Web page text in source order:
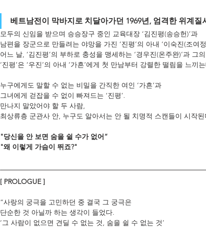
베트남전이 막바지로 치달아가던 1969년, 엄격한 위계
모두의 신임을 받으며 승승장구 중인 교육대장 ‘김진평(송승헌)’과
남편을 장군으로 만들려는 야망을 가진 ‘진평’의 아내 ‘이숙진(조여정
어느 날, ‘김진평’의 부하로 충성을 맹세하는 ‘경우진(온주완)’과 그
‘진평’은 ‘우진’의 아내 ‘가흔’에게 첫 만남부터 강렬한 떨림을 느끼
누구에게도 말할 수 없는 비밀을 간직한 여인 ‘가흔’과
그녀에게 걷잡을 수 없이 빠져드는 ‘진평’.
만나지 말았어야 할 두 사람,
최상류층 군관사 안, 누구도 알아서는 안 될 치명적 스캔들이 시작
"당신을 안 보면 숨을 쉴 수가 없어“
"왜 이렇게 가슴이 뛰죠?"
[ PROLOGUE ]
“사랑의 궁극을 고민하던 중 결국 그 궁극은
단순한 것 아닐까 하는 생각이 들었다.
‘그 사람이 없으면 견딜 수 없는 것, 숨을 쉴 수 없는 것’